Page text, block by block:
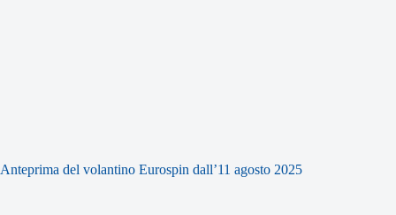
Anteprima del volantino Eurospin dall’11 agosto 2025